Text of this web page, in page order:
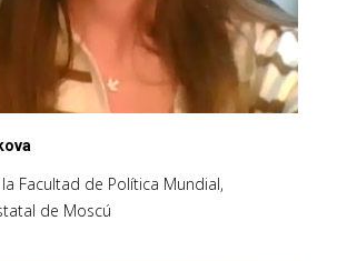
Facultad de Política Mundial,
de Moscú